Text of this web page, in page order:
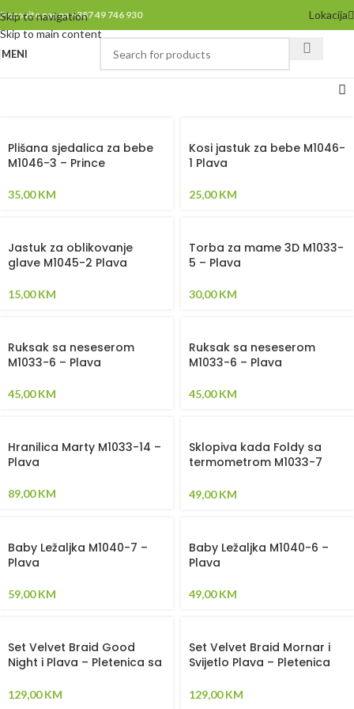
Skip to navigation
Skip to main content
Pozovite nas na +387 49 746 930 Lokacija
MENI
Plišana sjedalica za bebe
M1046-3 – Prince
35,00KM
Kosi jastuk za bebe M1046-
1 Plava
25,00KM
Jastuk za oblikovanje
glave M1045-2 Plava
15,00KM
Torba za mame 3D M1033-
5 – Plava
30,00KM
Ruksak sa neseserom
M1033-6 – Plava
45,00KM
Ruksak sa neseserom
M1033-6 – Plava
45,00KM
Hranilica Marty M1033-14 –
Plava
89,00KM
Sklopiva kada Foldy sa
termometrom M1033-7
49,00KM
Baby Ležaljka M1040-7 –
Plava
59,00KM
Baby Ležaljka M1040-6 –
Plava
49,00KM
Set Velvet Braid Good
Night i Plava – Pletenica sa
jorgan i dva ukrasna
129,00KM
Set Velvet Braid Mornar i
Svijetlo Plava – Pletenica
jorgan i dva ukrasna
129,00KM